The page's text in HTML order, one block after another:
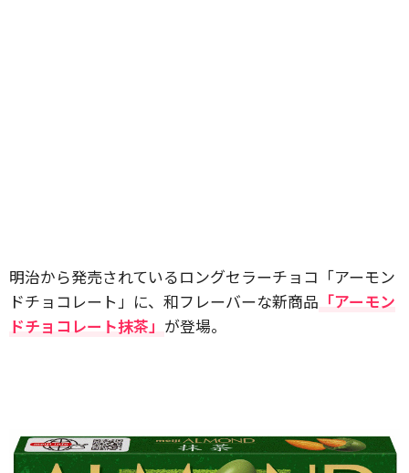
明治から発売されているロングセラーチョコ「アーモン
ドチョコレート」に、和フレーバーな新商品 「アーモン
ドチョコレート抹茶」 が登場。